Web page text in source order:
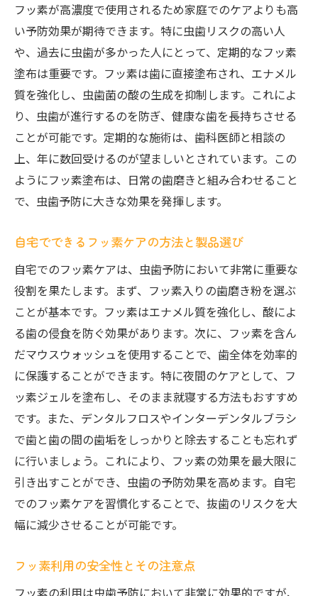
フッ素が高濃度で使用されるため家庭でのケアよりも高
い予防効果が期待できます。特に虫歯リスクの高い人
や、過去に虫歯が多かった人にとって、定期的なフッ素
塗布は重要です。フッ素は歯に直接塗布され、エナメル
質を強化し、虫歯菌の酸の生成を抑制します。これによ
り、虫歯が進行するのを防ぎ、健康な歯を長持ちさせる
ことが可能です。定期的な施術は、歯科医師と相談の
上、年に数回受けるのが望ましいとされています。この
ようにフッ素塗布は、日常の歯磨きと組み合わせること
で、虫歯予防に大きな効果を発揮します。
自宅でできるフッ素ケアの方法と製品選び
自宅でのフッ素ケアは、虫歯予防において非常に重要な
役割を果たします。まず、フッ素入りの歯磨き粉を選ぶ
ことが基本です。フッ素はエナメル質を強化し、酸によ
る歯の侵食を防ぐ効果があります。次に、フッ素を含ん
だマウスウォッシュを使用することで、歯全体を効率的
に保護することができます。特に夜間のケアとして、フ
ッ素ジェルを塗布し、そのまま就寝する方法もおすすめ
です。また、デンタルフロスやインターデンタルブラシ
で歯と歯の間の歯垢をしっかりと除去することも忘れず
に行いましょう。これにより、フッ素の効果を最大限に
引き出すことができ、虫歯の予防効果を高めます。自宅
でのフッ素ケアを習慣化することで、抜歯のリスクを大
幅に減少させることが可能です。
フッ素利用の安全性とその注意点
フッ素の利用は虫歯予防において非常に効果的ですが、